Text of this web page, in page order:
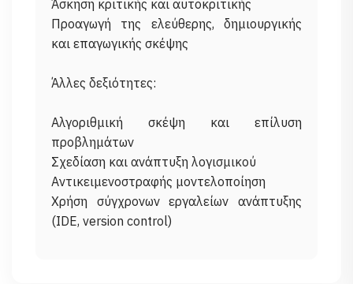
Άσκηση κριτικής και αυτοκριτικής
Προαγωγή της ελεύθερης, δημιουργικής
και επαγωγικής σκέψης
Άλλες δεξιότητες:
Αλγοριθμική σκέψη και επίλυση
προβλημάτων
Σχεδίαση και ανάπτυξη λογισμικού
Αντικειμενοστραφής μοντελοποίηση
Χρήση σύγχρονων εργαλείων ανάπτυξης